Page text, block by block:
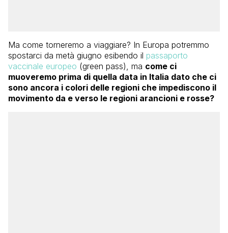
Ma come torneremo a viaggiare? In Europa potremmo
spostarci da metà giugno esibendo il passaporto
vaccinale europeo (green pass), ma come ci
muoveremo prima di quella data in Italia dato che ci
sono ancora i colori delle regioni che impediscono il
movimento da e verso le regioni arancioni e rosse?